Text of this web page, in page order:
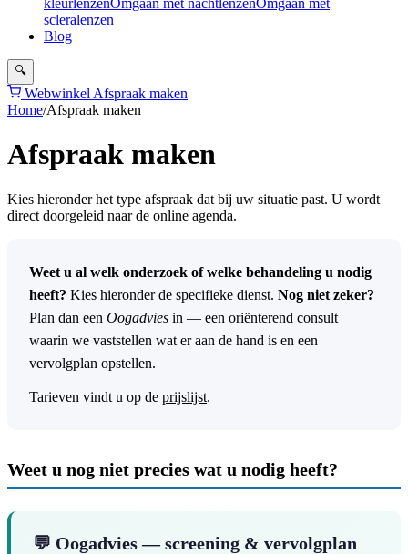
kleurlenzenOmgaan met nachtlenzenOmgaan met
scleralenzen
Blog
🔍
Webwinkel Afspraak maken
Home/Afspraak maken
Afspraak maken
Kies hieronder het type afspraak dat bij uw situatie past. U wordt
direct doorgeleid naar de online agenda.
Weet u al welk onderzoek of welke behandeling u nodig
heeft? Kies hieronder de specifieke dienst. Nog niet zeker?
Plan dan een Oogadvies in — een oriënterend consult
waarin we vaststellen wat er aan de hand is en een
vervolgplan opstellen.
Tarieven vindt u op de prijslijst.
Weet u nog niet precies wat u nodig heeft?
💬 Oogadvies — screening & vervolgplan